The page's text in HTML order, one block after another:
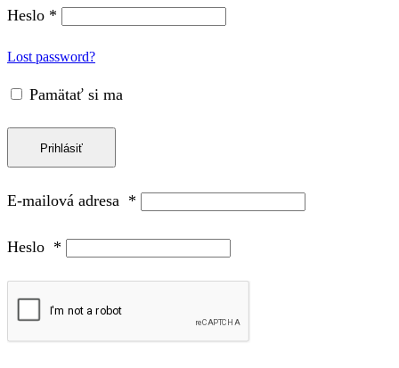
Heslo *
Lost password?
Pamätať si ma
Prihlásiť
E-mailová adresa *
Heslo *